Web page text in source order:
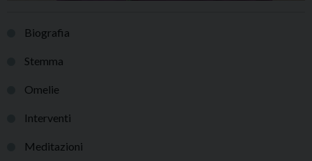
Biografia
Stemma
Omelie
Interventi
Meditazioni